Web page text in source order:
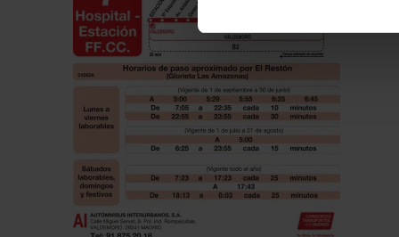
. Puede cambiar o
La publicidad digital
por ejemplo, la dirección IP,
para mantener activa esta
navegación aceptando la
el seguimiento y análisis de
mostrarte publicidad y
opción
Rechazar
preferencias y retirar tu